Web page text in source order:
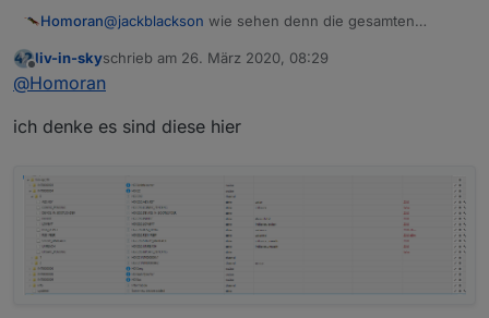
Homoran@jackblackson wie sehen denn die gesamten
Offline
liv-in-skyschrieb am 26. März 2020, 08:29
zuletzt editiert von
@Homoran
ich denke es sind diese hier